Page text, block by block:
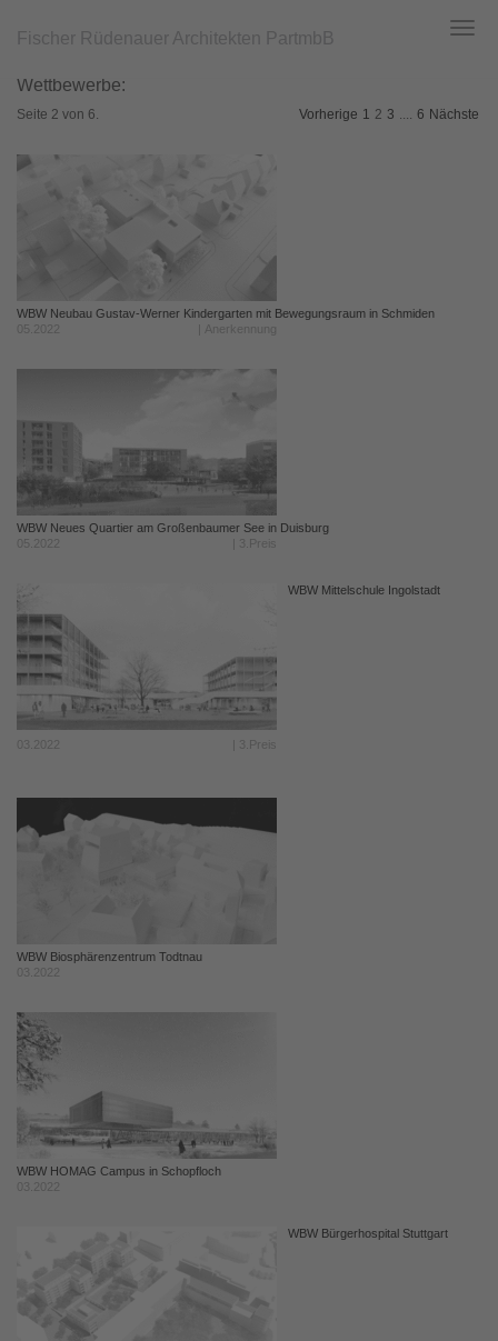
Hauptinhalt
Fischer Rüdenauer Architekten PartmbB
Wettbewerbe:
Seite 2 von 6. Vorherige 1 2 3 .... 6 Nächste
WBW Neubau Gustav-Werner Kindergarten mit Bewegungsraum in Schmiden
05.2022
| Anerkennung
WBW Neues Quartier am Großenbaumer See in Duisburg
05.2022
| 3.Preis
WBW Mittelschule Ingolstadt
03.2022 | 3.Preis
WBW Biosphärenzentrum Todtnau
03.2022
WBW HOMAG Campus in Schopfloch
03.2022
WBW Bürgerhospital Stuttgart